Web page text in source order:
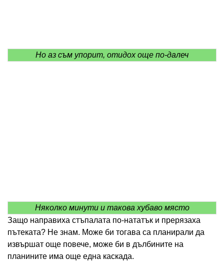
Но аз съм упорит, отидох още по-далеч
Няколко минути и такова хубаво място
Защо направиха стъпалата по-нататък и прерязаха
пътеката? Не знам. Може би тогава са планирали да
извършат още повече, може би в дълбините на
планините има още една каскада.